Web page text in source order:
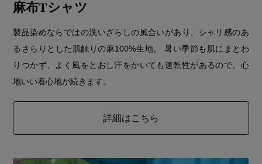
麻布Tシャツ
製品染めならではの洗いざらしの風合いがあり、シャリ感のあ
るさらりとした肌触りの麻100%生地。 暑い季節も肌にまとわ
りつかず、よく風をとおし汗をかいても速乾性があるので、心
地いい着心地が続きます。
詳細はこちら